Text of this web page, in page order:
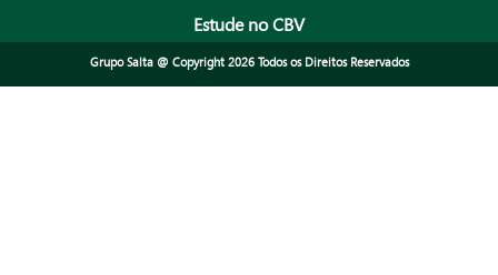
Estude no CBV
Grupo Salta @ Copyright 2026 Todos os Direitos Reservados